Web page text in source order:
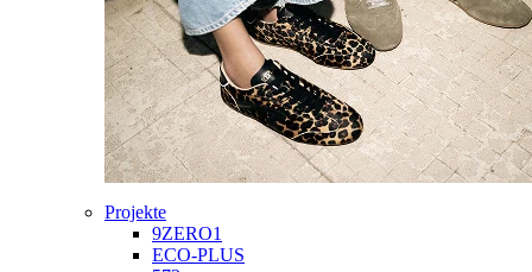
Projekte
9ZERO1
ECO-PLUS